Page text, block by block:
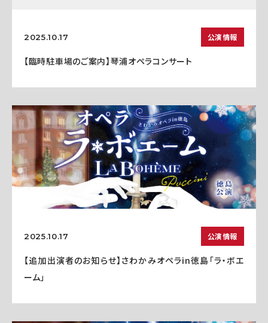
2025.10.17 公演情報
【臨時駐車場のご案内】琴浦オペラコンサート
2025.10.17 公演情報
【追加出演者のお知らせ】さわかみオペラin徳島「ラ・ボエ
ーム」